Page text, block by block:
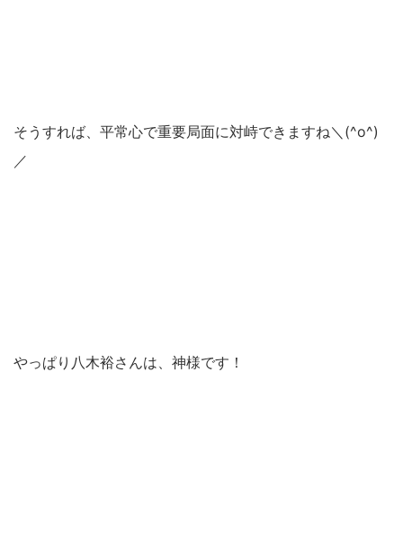
そうすれば、平常心で重要局面に対峙できますね＼(^o^)
／
やっぱり八木裕さんは、神様です！